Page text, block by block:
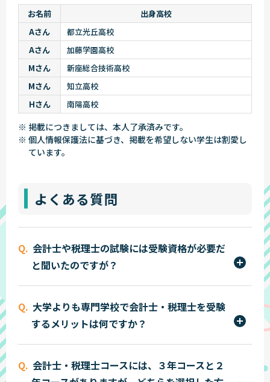
お名前
出身高校
Aさん
都立光丘高校
Aさん
加藤学園高校
Mさん
新座総合技術高校
Mさん
知立高校
Hさん
南陽高校
※ 掲載につきましては、本人了承済みです。
※ 個人情報保護法に基づき、掲載を希望しない学生は割愛し
ています。
よくある質問
会計士や税理士の試験には受験資格が必要だ
と聞いたのですが？
でもチャレンジできます。税理士試験は会計科目
（簿記論・財務諸表論）については受験資格を必
要としませんが、税法科目については日商簿記1級
又は全経簿記上級合格が受験資格となります。ま
た、本学の2年制以上の学科コースを卒業すると受
大学よりも専門学校で会計士・税理士を受験
するメリットは何ですか？
上級の取得をめざします。この検定に1年次に合格
会計士・税理士コースには、３年コースと２